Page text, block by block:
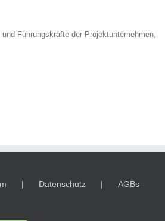
Führungskräfte der Projektunternehmen,
Datenschutz AGBs